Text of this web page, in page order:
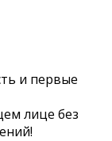
и первые
лице без